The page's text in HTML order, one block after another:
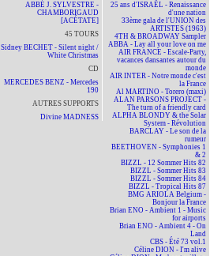
ABBÉ J. SYLVESTRE -
CHAMBORIGAUD
[ACÉTATE]
45 TOURS
Sidney BECHET - Silent night /
White Christmas
CD
MERCEDES BENZ - Mercedes
190
AUTRES SUPPORTS
Divine MADNESS
25 ans d'ISRAËL - Renaissance
d'une nation
33ème gala de l'UNION des
ARTISTES (1963)
4TH & BROADWAY Sampler
ABBA - Lay all your love on me
AIR FRANCE - Escale-Party,
vacances dansantes autour du
monde
AIR INTER - Notre monde c'est
la France
Al MARTINO - Torero (maxi)
ALAN PARSONS PROJECT -
The turn of a friendly card
ALPHA BLONDY & the Solar
System - Révolution
BARCLAY - Le son de la
rumeur
BEETHOVEN - Symphonies 1
& 2
BIZZL - 12 Sommer Hits 82
BIZZL - Sommer Hits 83
BIZZL - Sommer Hits 84
BIZZL - Tropical Hits 87
BMG ARIOLA Belgium -
Bonjour la France
Brian ENO - Ambient 1 - Music
for airports
Brian ENO - Ambient 4 - On
Land
CBS - Été 73 vol.1
Céline DION - I'm alive